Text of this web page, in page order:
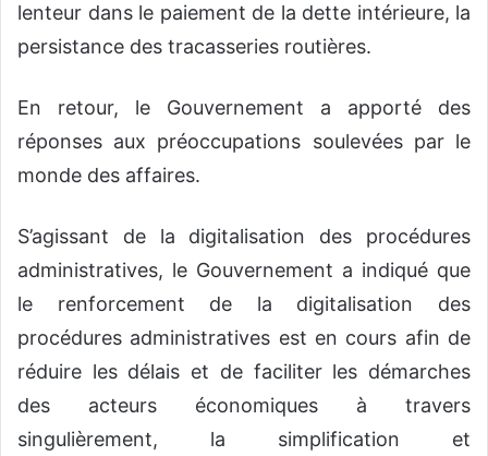
lenteur dans le paiement de la dette intérieure, la
persistance des tracasseries routières.
En retour, le Gouvernement a apporté des
réponses aux préoccupations soulevées par le
monde des affaires.
S’agissant de la digitalisation des procédures
administratives, le Gouvernement a indiqué que
le renforcement de la digitalisation des
procédures administratives est en cours afin de
réduire les délais et de faciliter les démarches
des acteurs économiques à travers
singulièrement, la simplification et